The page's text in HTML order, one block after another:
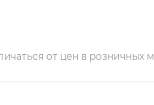
от цен в розничных